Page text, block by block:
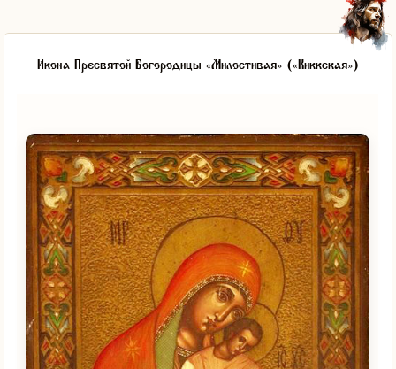
Икона Пресвятой Богородицы «Милостивая» («Киккская»)